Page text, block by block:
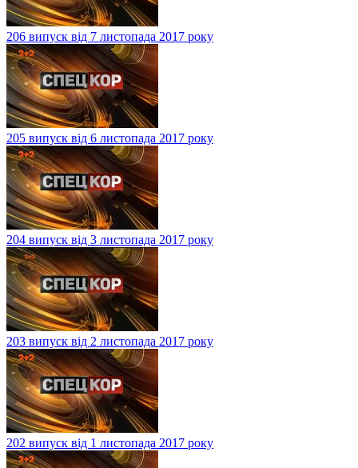
206 випуск від 7 листопада 2017 року
205 випуск від 6 листопада 2017 року
204 випуск від 3 листопада 2017 року
203 випуск від 2 листопада 2017 року
202 випуск від 1 листопада 2017 року